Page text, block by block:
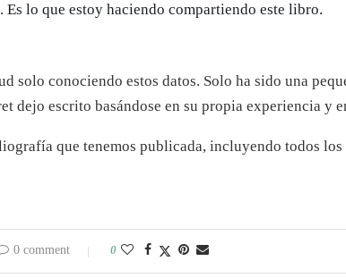
lo que estoy haciendo compartiendo este libro.
solo conociendo estos datos. Solo ha sido una
dejo escrito basándose en su propia experiencia y
que tenemos publicada, incluyendo todos los
0 comment 0